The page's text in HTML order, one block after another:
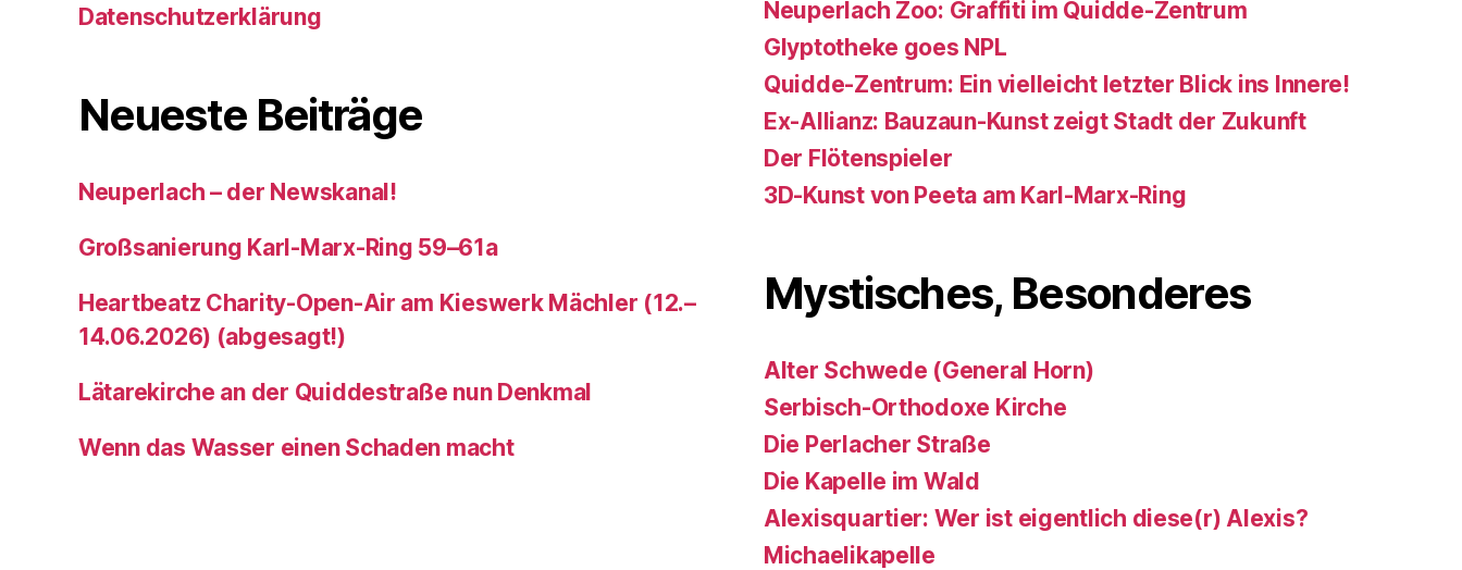
Datenschutzerklärung
Neueste Beiträge
Neuperlach – der Newskanal!
Großsanierung Karl-Marx-Ring 59–61a
Heartbeatz Charity-Open-Air am Kieswerk Mächler (12.–
14.06.2026) (abgesagt!)
Lätarekirche an der Quiddestraße nun Denkmal
Wenn das Wasser einen Schaden macht
Neuperlach Zoo: Graffiti im Quidde-Zentrum
Glyptotheke goes NPL
Quidde-Zentrum: Ein vielleicht letzter Blick ins Innere!
Ex-Allianz: Bauzaun-Kunst zeigt Stadt der Zukunft
Der Flötenspieler
3D-Kunst von Peeta am Karl-Marx-Ring
Mystisches, Besonderes
Alter Schwede (General Horn)
Serbisch-Orthodoxe Kirche
Die Perlacher Straße
Die Kapelle im Wald
Alexisquartier: Wer ist eigentlich diese(r) Alexis?
Michaelikapelle